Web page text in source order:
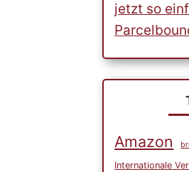
jetzt so
Amazon
Internationale